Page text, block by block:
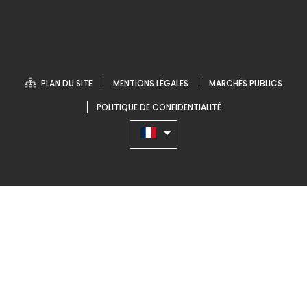
PLAN DU SITE MENTIONS LÉGALES MARCHÉS PUBLICS
POLITIQUE DE CONFIDENTIALITÉ